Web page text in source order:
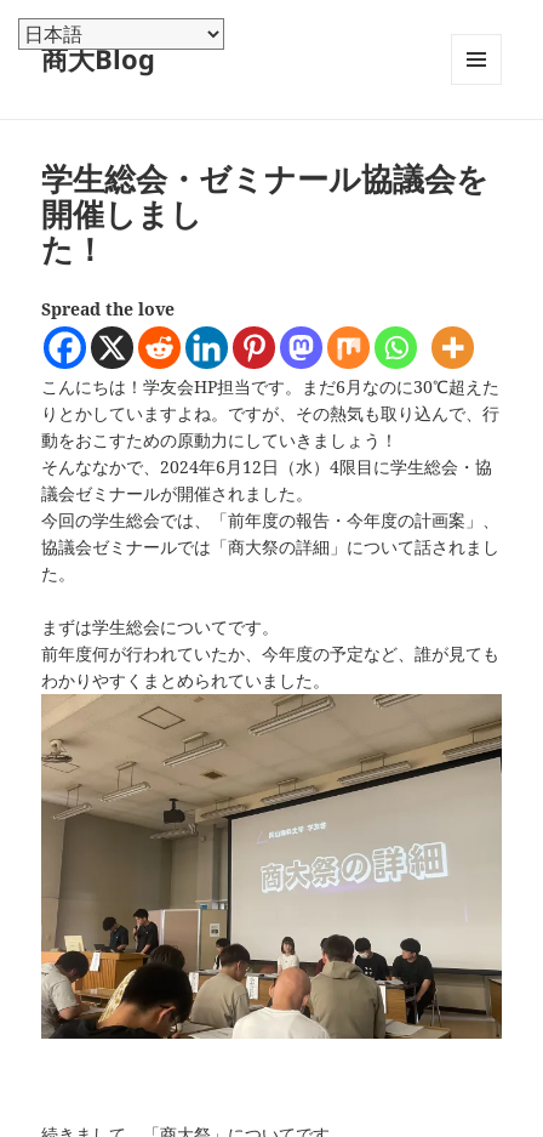
商大Blog
学生総会・ゼミナール協議会を
開催しまし
Spread the love
こんにちは！学友会HP担当です。まだ6月なのに30℃超えた
りとかしていますよね。ですが、その熱気も取り込んで、行
動をおこすための原動力にしていきましょう！
そんななかで、2024年6月12日（水）4限目に学生総会・協
議会ゼミナールが開催されました。
今回の学生総会では、「前年度の報告・今年度の計画案」、
協議会ゼミナールでは「商大祭の詳細」について話されまし
た。
まずは学生総会についてです。
前年度何が行われていたか、今年度の予定など、誰が見ても
わかりやすくまとめられていました。